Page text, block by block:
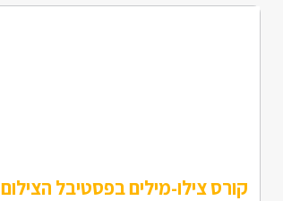
קורס צילו-מילים בפסטיבל הצילום